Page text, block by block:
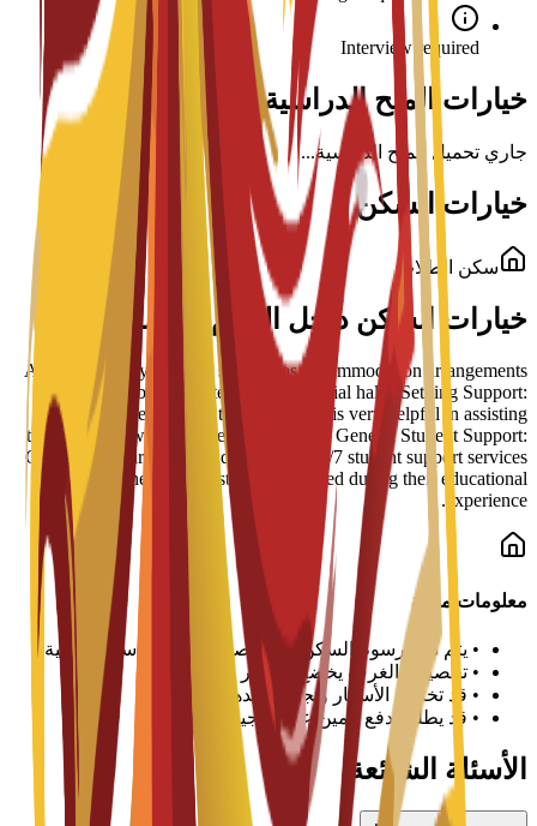
Interview required
خيارات المنح الدراسية لهذا البرنامج
جاري تحميل المنح الدراسية...
خيارات السكن
سكن الطلاب
خيارات السكن داخل الحرم الجامعي
Arrangement Types: The school has accommodation arrangements
with a number of hostels and residential halls. Settling Support:
Students have reported that the school is very helpful in assisting
them to settle well into life in Barcelona. General Student Support:
Guidance is part of a broader suite of 24/7 student support services
designed to help students succeed during their educational
experience.
معلومات مهمة
• يتم دفع رسوم السكن لكل فصل دراسي أو سنة دراسية
• تخصيص الغرف يخضع للتوافر
• قد تختلف الأسعار ويجب تأكيدها مع الجامعة
• قد يطلب دفع تأمين عند تسجيل الوصول
الأسئلة الشائعة